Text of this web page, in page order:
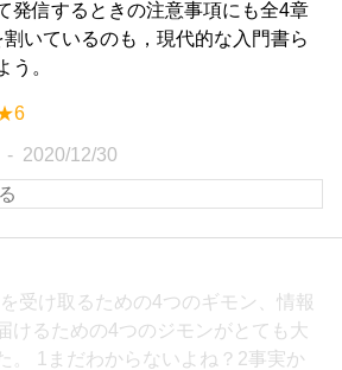
発信するときの注意事項にも全4章
いているのも，現代的な入門書ら
う。
2020/12/30
受け取るための4つのギモン、情報
けるための4つのジモンがとても大
。 1まだわからないよね？2事実か